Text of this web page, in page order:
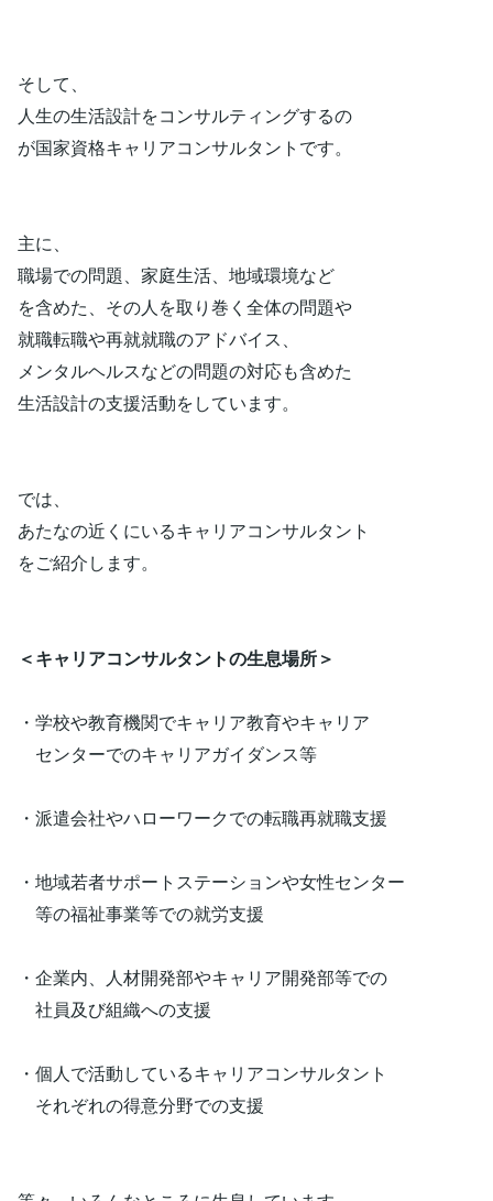
そして、
人生の生活設計をコンサルティングするの
が国家資格キャリアコンサルタントです。
主に、
職場での問題、家庭生活、地域環境など
を含めた、その人を取り巻く全体の問題や
就職転職や再就就職のアドバイス、
メンタルヘルスなどの問題の対応も含めた
生活設計の支援活動をしています。
では、
あたなの近くにいるキャリアコンサルタント
をご紹介します。
＜キャリアコンサルタントの生息場所＞
・学校や教育機関でキャリア教育やキャリア
センターでのキャリアガイダンス等
・派遣会社やハローワークでの転職再就職支援
・地域若者サポートステーションや女性センター
等の福祉事業等での就労支援
・企業内、人材開発部やキャリア開発部等での
社員及び組織への支援
・個人で活動しているキャリアコンサルタント
それぞれの得意分野での支援